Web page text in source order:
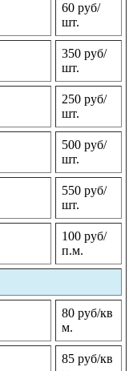
60 руб/
шт.
350 руб/
шт.
250 руб/
шт.
500 руб/
шт.
550 руб/
шт.
100 руб/
п.м.
80 руб/кв
м.
85 руб/кв